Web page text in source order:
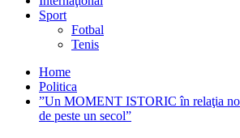
Sport
Fotbal
Tenis
Home
Politica
”Un MOMENT ISTORIC în relaţia
de peste un secol”